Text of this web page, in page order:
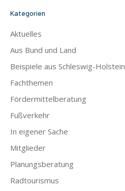
Kategorien
Aktuelles
Aus Bund und Land
Beispiele aus Schleswig-Holstein
Fachthemen
Fördermittelberatung
Fußverkehr
In eigener Sache
Mitglieder
Planungsberatung
Radtourismus